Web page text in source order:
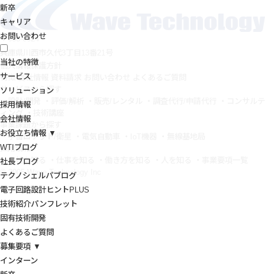
新卒
キャリア
お問い合わせ
当社の特徴
サービス
ソリューション
採用情報
会社情報
お役立ち情報 ▼
WTIブログ
社長ブログ
テクノシェルパブログ
電子回路設計ヒントPLUS
技術紹介パンフレット
固有技術開発
よくあるご質問
募集要項 ▼
インターン
〒666-0024
兵庫県川西市久代3丁目13番21号
個人情報保護方針
特徴 会社情報
サービスから探す
・設計/開発
ィング
事業課題から探す
・宇宙ロケット/衛星
採用情報
・会社を知る
© 2005 Wave Technology Inc